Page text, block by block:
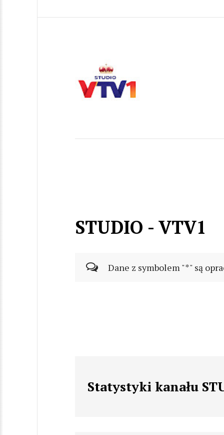
STUDIO - VTV1
Dane z symbolem "*" są
Statystyki kanału